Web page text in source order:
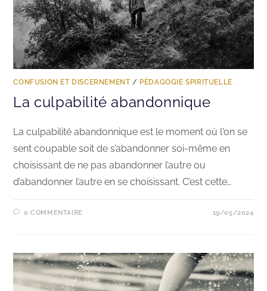
CONFUSION ET DISCERNEMENT/ PÉDAGOGIE SPIRITUELLE
La culpabilité abandonnique
La culpabilité abandonnique est le moment où l'on se
sent coupable soit de s’abandonner soi-même en
choisissant de ne pas abandonner l’autre ou
d’abandonner l’autre en se choisissant. C’est cette…
0 COMMENTAIRE 19/05/2024